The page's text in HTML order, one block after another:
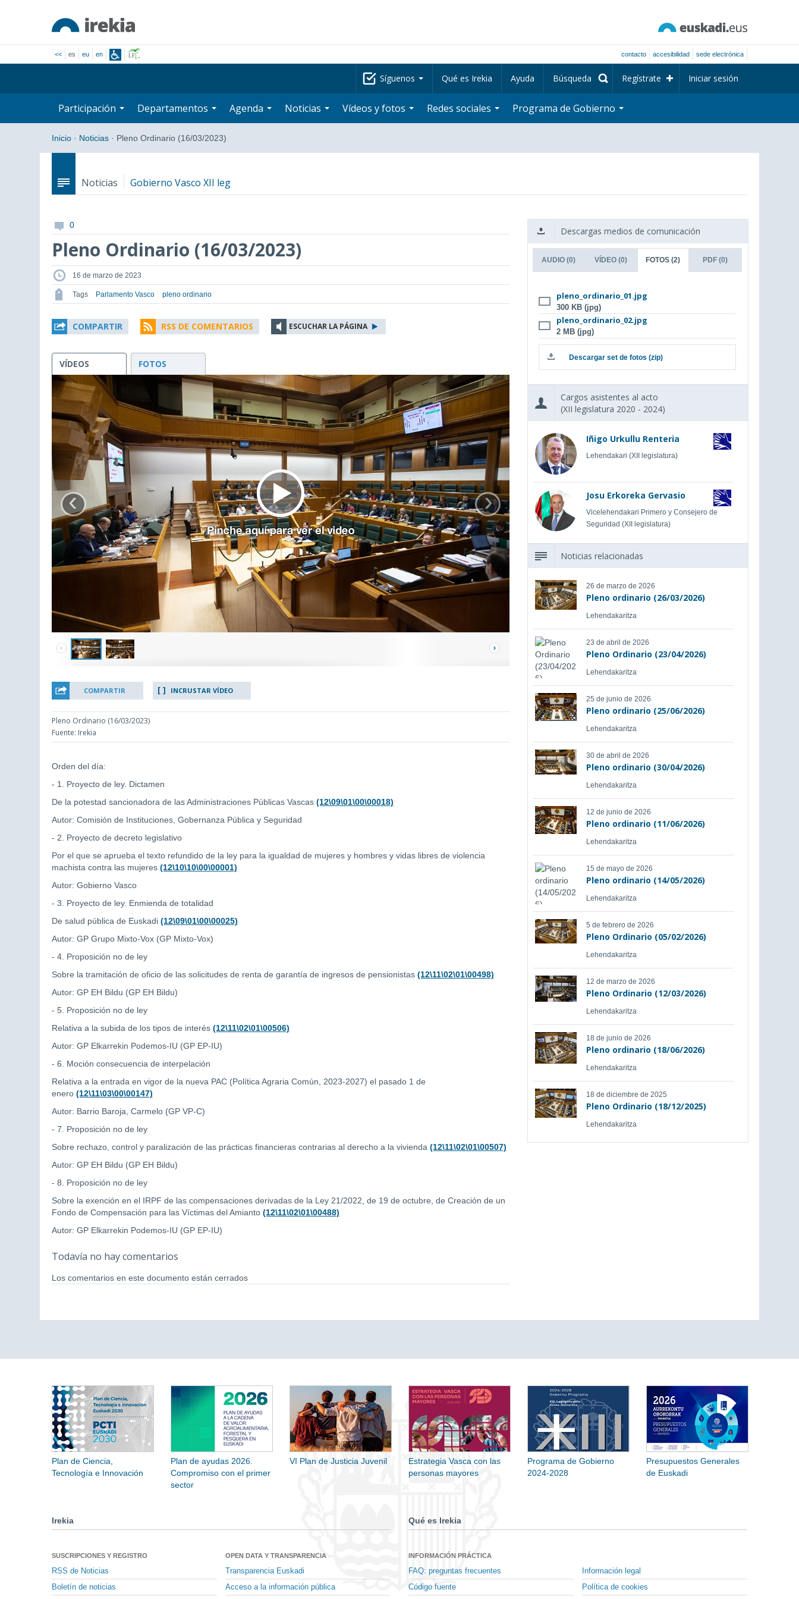
<< es eu en contacto accesibilidad sede electrónica
Síguenos Qué es Irekia Ayuda Búsqueda Regístrate Iniciar sesión
Participación Departamentos Agenda Noticias Vídeos y fotos Redes sociales Programa de Gobierno
Inicio · Noticias · Pleno Ordinario (16/03/2023)
Noticias Gobierno Vasco XII leg
0
Pleno Ordinario (16/03/2023)
16 de marzo de 2023
Tags Parlamento Vasco pleno ordinario
COMPARTIR RSS DE COMENTARIOS ESCUCHAR LA PÁGINA
VÍDEOS FOTOS
This
window.
‹ ›
COMPARTIR INCRUSTAR VÍDEO
Pleno Ordinario (16/03/2023)
Fuente: Irekia
Orden del día:
- 1. Proyecto de ley. Dictamen
De la potestad sancionadora de las Administraciones Públicas Vascas (12\09\01\00\00018)
Autor: Comisión de Instituciones, Gobernanza Pública y Seguridad
- 2. Proyecto de decreto legislativo
Por el que se aprueba el texto refundido de la ley para la igualdad de mujeres y hombres y vidas libres de violencia
machista contra las mujeres (12\10\10\00\00001)
Autor: Gobierno Vasco
- 3. Proyecto de ley. Enmienda de totalidad
De salud pública de Euskadi (12\09\01\00\00025)
Autor: GP Grupo Mixto-Vox (GP Mixto-Vox)
- 4. Proposición no de ley
Sobre la tramitación de oficio de las solicitudes de renta de garantía de ingresos de pensionistas (12\11\02\01\00498)
Autor: GP EH Bildu (GP EH Bildu)
- 5. Proposición no de ley
Relativa a la subida de los tipos de interés (12\11\02\01\00506)
Autor: GP Elkarrekin Podemos-IU (GP EP-IU)
- 6. Moción consecuencia de interpelación
Relativa a la entrada en vigor de la nueva PAC (Política Agraria Común, 2023-2027) el pasado 1 de
enero (12\11\03\00\00147)
Autor: Barrio Baroja, Carmelo (GP VP-C)
- 7. Proposición no de ley
Sobre rechazo, control y paralización de las prácticas financieras contrarias al derecho a la vivienda (12\11\02\01\00507)
Autor: GP EH Bildu (GP EH Bildu)
- 8. Proposición no de ley
Sobre la exención en el IRPF de las compensaciones derivadas de la Ley 21/2022, de 19 de octubre, de Creación de un
Fondo de Compensación para las Víctimas del Amianto (12\11\02\01\00488)
Autor: GP Elkarrekin Podemos-IU (GP EP-IU)
Todavía no hay comentarios
Los comentarios en este documento están cerrados
Descargas medios de comunicación
AUDIO(0) VÍDEO(0) FOTOS (2) PDF (0)
pleno_ordinario_01.jpg
300 KB (jpg)
pleno_ordinario_02.jpg
2 MB (jpg)
Descargar set de fotos (zip)
Cargos asistentes al acto
(XII legislatura 2020 - 2024)
Iñigo Urkullu Renteria
Lehendakari (XII legislatura)
Josu Erkoreka Gervasio
Vicelehendakari Primero y Consejero de
Seguridad (XII legislatura)
Noticias relacionadas
26 de marzo de 2026
Pleno ordinario (26/03/2026)
Lehendakaritza
23 de abril de 2026
Pleno Ordinario (23/04/2026)
Lehendakaritza
25 de junio de 2026
Pleno ordinario (25/06/2026)
Lehendakaritza
30 de abril de 2026
Pleno ordinario (30/04/2026)
Lehendakaritza
12 de junio de 2026
Pleno ordinario (11/06/2026)
Lehendakaritza
15 de mayo de 2026
Pleno ordinario (14/05/2026)
Lehendakaritza
5 de febrero de 2026
Pleno Ordinario (05/02/2026)
Lehendakaritza
12 de marzo de 2026
Pleno Ordinario (12/03/2026)
Lehendakaritza
18 de junio de 2026
Pleno ordinario (18/06/2026)
Lehendakaritza
18 de diciembre de 2025
Pleno Ordinario (18/12/2025)
Lehendakaritza
Plan de Ciencia,
Tecnología e Innovación
Plan de ayudas 2026.
Compromiso con el primer
sector
VI Plan de Justicia Juvenil
Estrategia Vasca con las
personas mayores
Programa de Gobierno
2024-2028
Presupuestos Generales
de Euskadi
Irekia
SUSCRIPCIONES Y REGISTRO
RSS de Noticias
Boletín de noticias
OPEN DATA Y TRANSPARENCIA
Transparencia Euskadi
Acceso a la información pública
Qué es Irekia
INFORMACIÓN PRÁCTICA
FAQ: preguntas frecuentes
Código fuente
Información legal
Política de cookies